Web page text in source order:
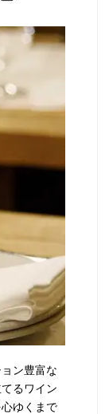
ン豊富な
るワイン
ゆくまで